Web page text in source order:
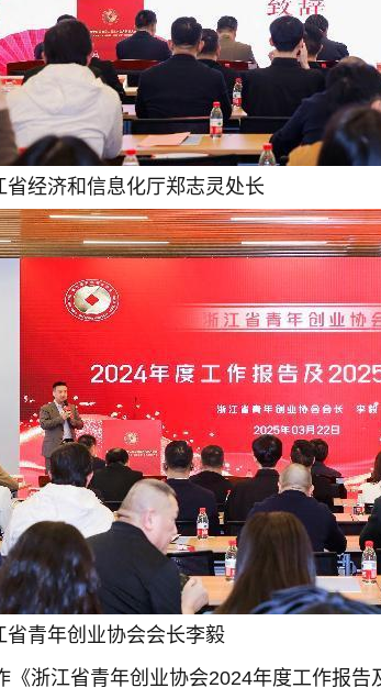
经济和信息化厅郑志灵处长
青年创业协会会长李毅
《浙江省青年创业协会2024年度工作报